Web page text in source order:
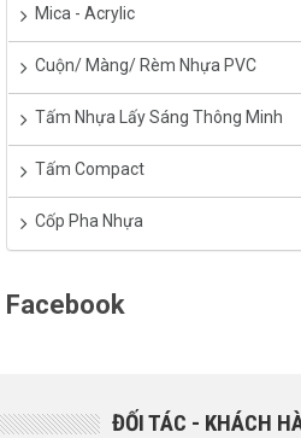
Mica - Acrylic
Cuộn/ Màng/ Rèm Nhựa PVC
Tấm Nhựa Lấy Sáng Thông Minh
Tấm Compact
Cốp Pha Nhựa
Facebook
ĐỐI TÁC - KHÁCH